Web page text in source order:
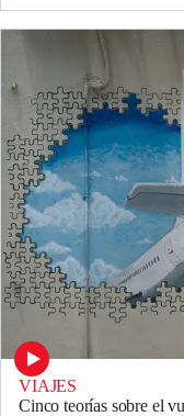
VIAJES
Cinco teorías sobre el